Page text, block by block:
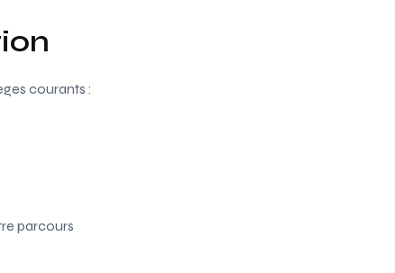
courants :
parcours